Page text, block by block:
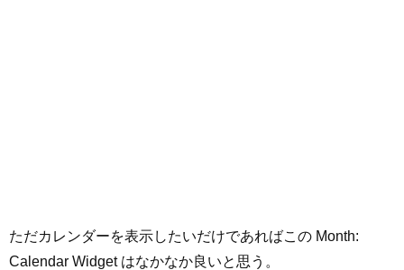
ただカレンダーを表示したいだけであればこの Month:
Calendar Widget はなかなか良いと思う。